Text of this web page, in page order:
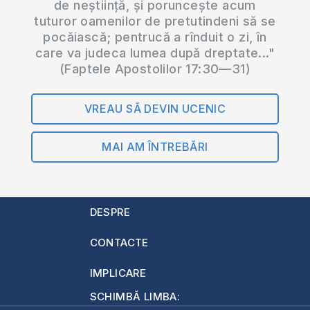
de neștiință, și poruncește acum
tuturor oamenilor de pretutindeni să se
pocăiască; pentrucă a rînduit o zi, în
care va judeca lumea după dreptate..."
(Faptele Apostolilor 17:30—31)
VREAU SĂ DEVIN UCENIC
MAI AM ÎNTREBĂRI
DESPRE
CONTACTE
IMPLICARE
SCHIMBĂ LIMBA: